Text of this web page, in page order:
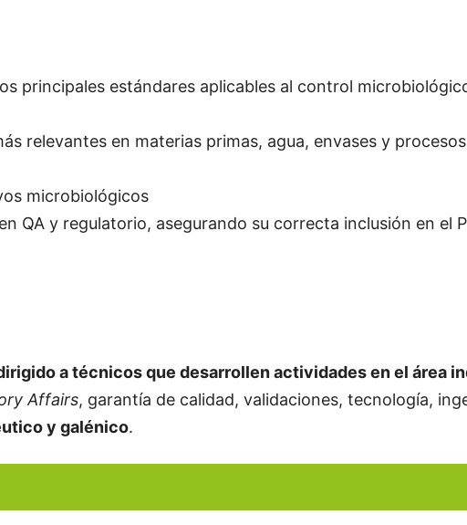
principales estándares aplicables al control
relevantes en materias primas, agua, envases y
microbiológicos
QA y regulatorio, asegurando su correcta inclusión en el
a técnicos que desarrollen actividades en el área
Affairs, garantía de calidad, validaciones, tecnología,
y galénico.